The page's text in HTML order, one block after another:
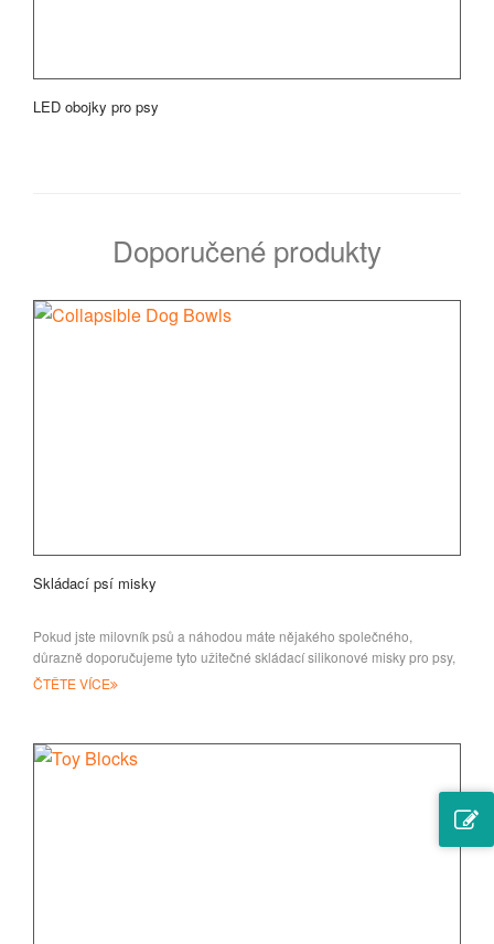
LED obojky pro psy
Doporučené produkty
Skládací psí misky
Pokud jste milovník psů a náhodou máte nějakého společného,
důrazně doporučujeme tyto užitečné skládací silikonové misky pro psy,
ČTĚTE VÍCE